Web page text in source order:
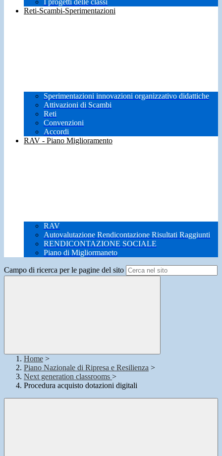
I progetti delle classi
Reti-Scambi-Sperimentazioni
Sperimentazioni innovazioni organizzativo didattiche
Attivazioni di Scambi
Reti
Convenzioni
Accordi
RAV - Piano Miglioramento
RAV
Autovalutazione Rendicontazione Risultati Raggiunti
RENDICONTAZIONE SOCIALE
Piano di Migliormaneto
Campo di ricerca per le pagine del sito
Home >
Piano Nazionale di Ripresa e Resilienza >
Next generation classrooms >
Procedura acquisto dotazioni digitali